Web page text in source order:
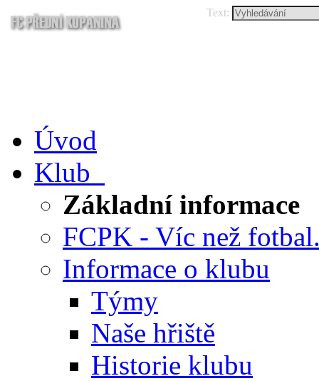
Text:
Úvod
Klub
Základní informace
FCPK - Víc než
Informace o klubu
Týmy
Naše hřiště
Historie klubu